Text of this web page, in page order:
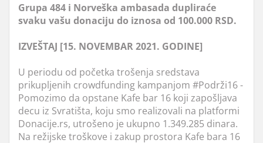
Grupa 484 i Norveška ambasada dupliraće
svaku vašu donaciju do iznosa od 100.000 RSD.
IZVEŠTAJ [15. NOVEMBAR 2021. GODINE]
U periodu od početka trošenja sredstava
prikupljenih crowdfunding kampanjom #Podrži16 -
Pomozimo da opstane Kafe bar 16 koji zapošljava
decu iz Svratišta, koju smo realizovali na platformi
Donacije.rs, utrošeno je ukupno 1.349.285 dinara.
Na režijske troškove i zakup prostora Kafe bara 16